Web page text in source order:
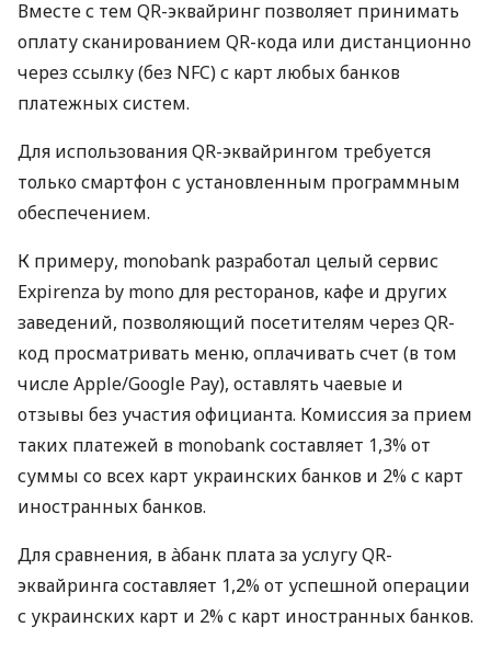
Вместе с тем QR-эквайринг позволяет принимать
оплату сканированием QR-кода или дистанционно
через ссылку (без NFC) с карт любых банков
платежных систем.
Для использования QR-эквайрингом требуется
только смартфон с установленным программным
обеспечением.
К примеру, monobank разработал целый сервис
Expirenza by mono для ресторанов, кафе и других
заведений, позволяющий посетителям через QR-
код просматривать меню, оплачивать счет (в том
числе Apple/Google Pay), оставлять чаевые и
отзывы без участия официанта. Комиссия за прием
таких платежей в monobank составляет 1,3% от
суммы со всех карт украинских банков и 2% с карт
иностранных банков.
Для сравнения, в àбанк плата за услугу QR-
эквайринга составляет 1,2% от успешной операции
с украинских карт и 2% с карт иностранных банков.